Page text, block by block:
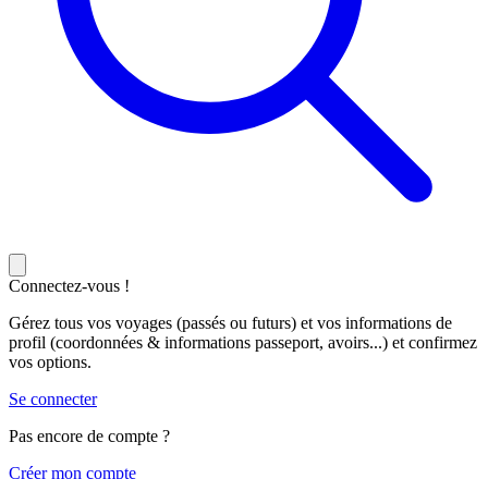
Connectez-vous !
Gérez tous vos voyages (passés ou futurs) et vos informations de
profil (coordonnées & informations passeport, avoirs...) et confirmez
vos options.
Se connecter
Pas encore de compte ?
Créer mon compte